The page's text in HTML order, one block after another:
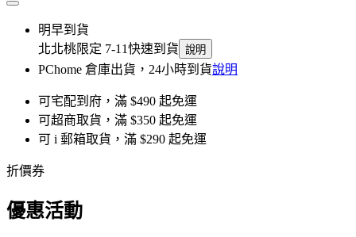
明早到貨
北北桃限定 7-11快速到貨 說明
PChome 倉庫出貨，24小時到貨說明
可宅配到府，滿 $490 起免運
可超商取貨，滿 $350 起免運
可 i 郵箱取貨，滿 $290 起免運
折價券
優惠活動